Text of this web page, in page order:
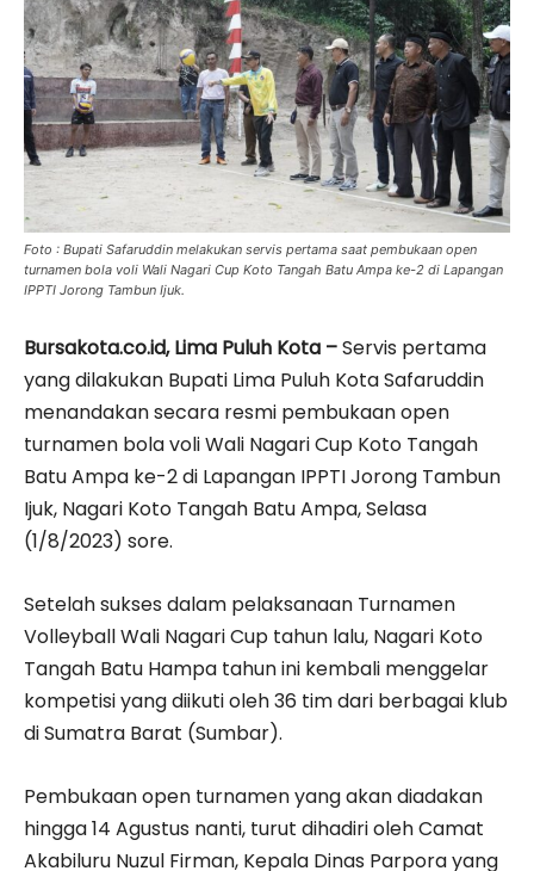
Foto : Bupati Safaruddin melakukan servis pertama saat pembukaan open
turnamen bola voli Wali Nagari Cup Koto Tangah Batu Ampa ke-2 di Lapangan
IPPTI Jorong Tambun Ijuk.
Bursakota.co.id, Lima Puluh Kota –Servis pertama
yang dilakukan Bupati Lima Puluh Kota Safaruddin
menandakan secara resmi pembukaan open
turnamen bola voli Wali Nagari Cup Koto Tangah
Batu Ampa ke-2 di Lapangan IPPTI Jorong Tambun
Ijuk, Nagari Koto Tangah Batu Ampa, Selasa
(1/8/2023) sore.
Setelah sukses dalam pelaksanaan Turnamen
Volleyball Wali Nagari Cup tahun lalu, Nagari Koto
Tangah Batu Hampa tahun ini kembali menggelar
kompetisi yang diikuti oleh 36 tim dari berbagai klub
di Sumatra Barat (Sumbar).
Pembukaan open turnamen yang akan diadakan
hingga 14 Agustus nanti, turut dihadiri oleh Camat
Akabiluru Nuzul Firman, Kepala Dinas Parpora yang